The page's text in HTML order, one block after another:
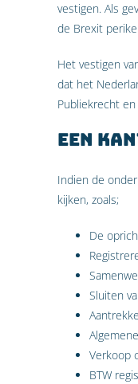
vestigen. Als
de Brexit
Het vestigen
dat het
Publiekrecht
Een
Indien de
kijken, zoals;
De
Sluiten
Verkoop
BTW